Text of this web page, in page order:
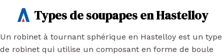
Types de soupapes en Hastelloy
Un robinet à tournant sphérique en Hastelloy est un type
de robinet qui utilise un composant en forme de boule